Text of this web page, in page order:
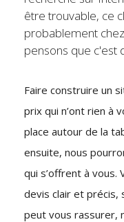
être trouvable, ce
probablement
pensons que c'est
Faire construire un
prix qui n’ont rien à
place autour de la
ensuite, nous
qui s’offrent à
devis clair et précis,
peut vous rassurer,